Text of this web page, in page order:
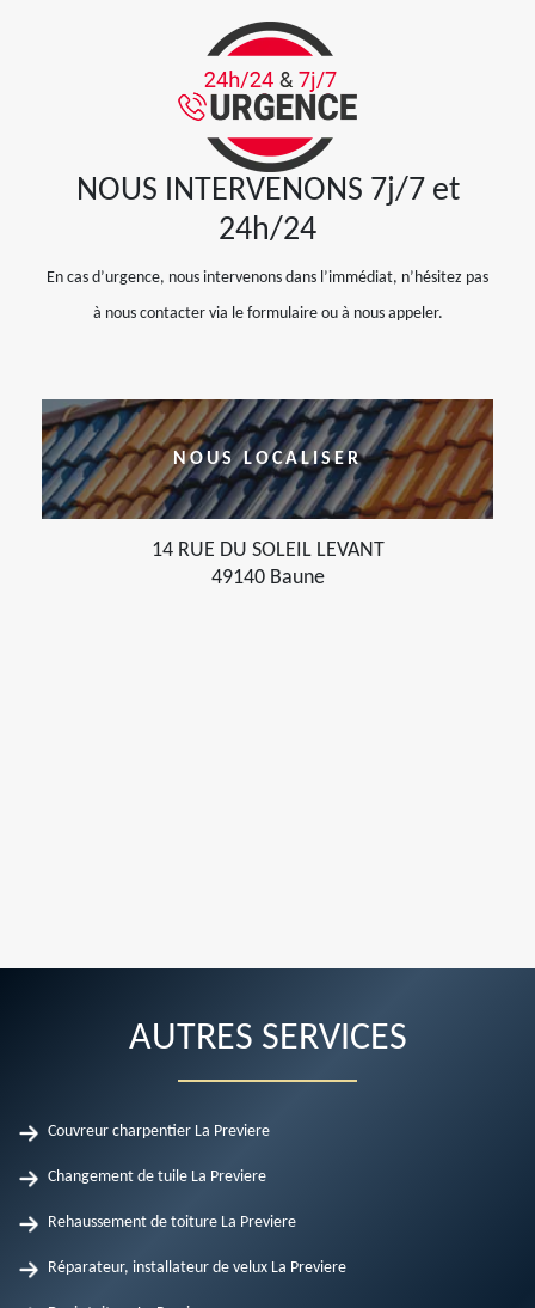
NOUS INTERVENONS 7j/7 et
24h/24
En cas d’urgence, nous intervenons dans l’immédiat, n’hésitez pas
à nous contacter via le formulaire ou à nous appeler.
NOUS LOCALISER
14 RUE DU SOLEIL LEVANT
49140 Baune
AUTRES SERVICES
Couvreur charpentier La Previere
Changement de tuile La Previere
Rehaussement de toiture La Previere
Réparateur, installateur de velux La Previere